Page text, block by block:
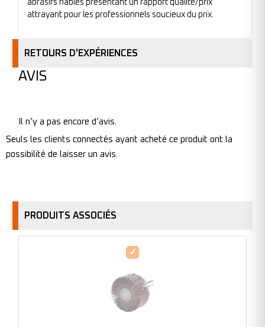
abrasifs fiables présentant un rapport qualité/prix
attrayant pour les professionnels soucieux du prix.
RETOURS D'EXPÉRIENCES
AVIS
Il n’y a pas encore d’avis.
Seuls les clients connectés ayant acheté ce produit ont la
possibilité de laisser un avis.
PRODUITS ASSOCIÉS
Roue
lamelles
en
corindon